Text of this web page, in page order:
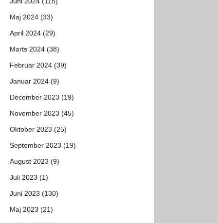
Maj 2024 (33)
April 2024 (29)
Marts 2024 (38)
Februar 2024 (39)
Januar 2024 (9)
December 2023 (19)
November 2023 (45)
Oktober 2023 (25)
September 2023 (19)
August 2023 (9)
Juli 2023 (1)
Juni 2023 (130)
Maj 2023 (21)